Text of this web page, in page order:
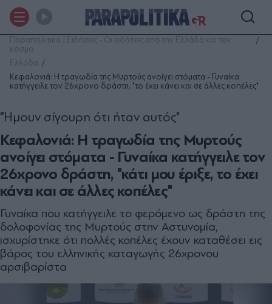
Παραπολιτικά | Ειδήσεις - Οι ειδήσεις από την Ελλάδα και τον
κόσμο
Ελλάδα
Κεφαλονιά: Η τραγωδία της Μυρτούς ανοίγει στόματα - Γυναίκα
κατήγγειλε τον 26χρονο δράστη, "το έχει κάνει και σε άλλες κοπέλες"
Κεφαλονιά: Η τραγωδία της Μυρτούς
ανοίγει στόματα - Γυναίκα κατήγγειλε τον
26χρονο δράστη, "κάτι μου έριξε, το έχει
κάνει και σε άλλες κοπέλες"
"Ήμουν σίγουρη ότι ήταν αυτός"
Γυναίκα που κατήγγειλε το φερόμενο ως δράστη της
δολοφονίας της Μυρτούς στην Αστυνομία,
ισχυρίστηκε ότι πολλές κοπέλες έχουν καταθέσει εις
βάρος του ελληνικής καταγωγής 26χρονου
αρσιβαρίστα